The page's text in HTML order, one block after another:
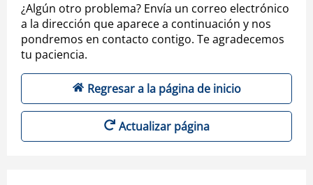
¿Algún otro problema? Envía un correo electrónico
a la dirección que aparece a continuación y nos
pondremos en contacto contigo. Te agradecemos
tu paciencia.
Regresar a la página de inicio
Actualizar página